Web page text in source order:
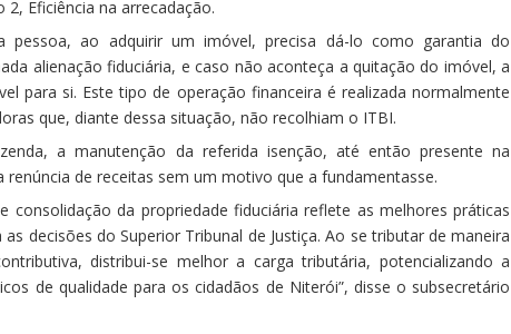
Eficiência na arrecadação.
pessoa, ao adquirir um imóvel, precisa dá-lo como garantia do
alienação fiduciária, e caso não aconteça a quitação do imóvel, a
para si. Este tipo de operação financeira é realizada normalmente
que, diante dessa situação, não recolhiam o ITBI.
a manutenção da referida isenção, até então presente na
de receitas sem um motivo que a fundamentasse.
da propriedade fiduciária reflete as melhores práticas
decisões do Superior Tribunal de Justiça. Ao se tributar de maneira
distribui-se melhor a carga tributária, potencializando a
de qualidade para os cidadãos de Niterói”, disse o subsecretário